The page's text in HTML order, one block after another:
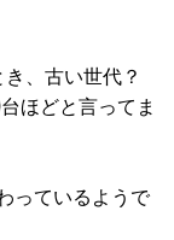
、古い世代？
ほどと言ってま
っているようで